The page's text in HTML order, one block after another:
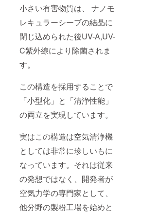
小さい有害物質は、 ナノモ
レキュラーシーブの結晶に
閉じ込められた後UV-A,UV-
C紫外線により除菌されま
す。
この構造を採用することで
「小型化」と「清浄性能」
の両立を実現しています。
実はこの構造は空気清浄機
としては非常に珍しいもに
なっています。それは従来
の発想ではなく、開発者が
空気力学の専門家として、
他分野の製粉工場を始めと